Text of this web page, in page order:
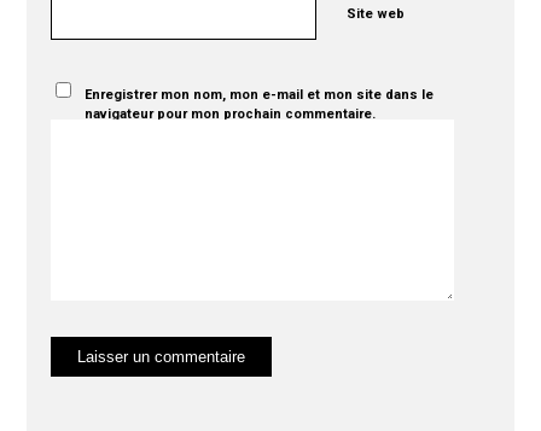
Site web
Enregistrer mon nom, mon e-mail et mon site dans le
navigateur pour mon prochain commentaire.